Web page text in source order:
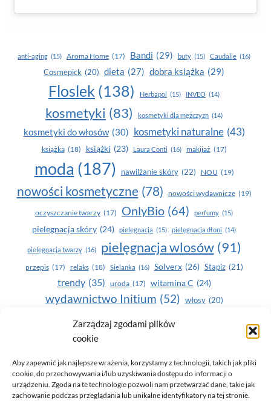
Zarządzaj zgodami plików
cookie
Aby zapewnić jak najlepsze wrażenia, korzystamy z technologii, takich jak pliki
cookie, do przechowywania i/lub uzyskiwania dostępu do informacji o
urządzeniu. Zgoda na te technologie pozwoli nam przetwarzać dane, takie jak
zachowanie podczas przeglądania lub unikalne identyfikatory na tej stronie.
anti-aging (15) Aroma Home (17) Bandi (29) buty (15) Caudalie (16)
Cosmepick (20) dieta (27) dobra książka (29)
Floslek (138) Herbapol (15) INVEO (14)
kosmetyki (83) kosmetyki dla mężczyzn (14)
kosmetyki do włosów (30) kosmetyki naturalne (43)
książka (18) książki (23) Laura Conti (16) makijaż (17)
moda (187) nawilżanie skóry (22) NOU (19)
nowości kosmetyczne (78) nowości wydawnicze (19)
oczyszczanie twarzy (17) OnlyBio (64) perfumy (15)
pielegnacja skóry (24) pielęgnacja (15) pielęgnacja dłoni (14)
pielęgnacja twarzy (16) pielęgnacja wlosów (91)
przepis (17) relaks (18) Sielanka (16) Solverx (26) Stapiz (21)
trendy (35) uroda (17) witamina C (24)
wydawnictwo Initium (52) włosy (20)
Yasumi(164) zdrowe zęby
zdrowie